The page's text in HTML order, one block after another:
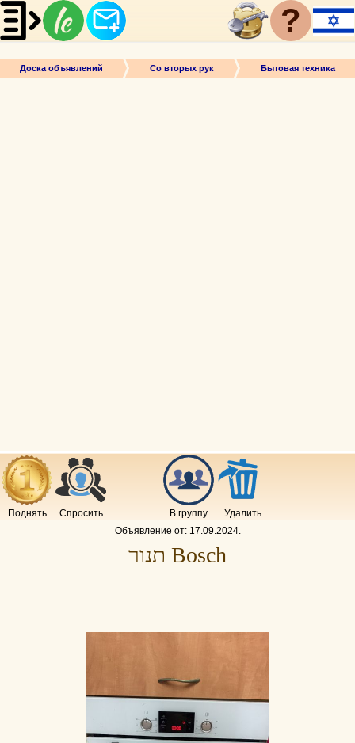
?
Доска объявлений Со вторых рук Бытовая техника
Поднять Спросить В группу
Удалить
Объявление от: 17.09.2024.
תנור Bosch